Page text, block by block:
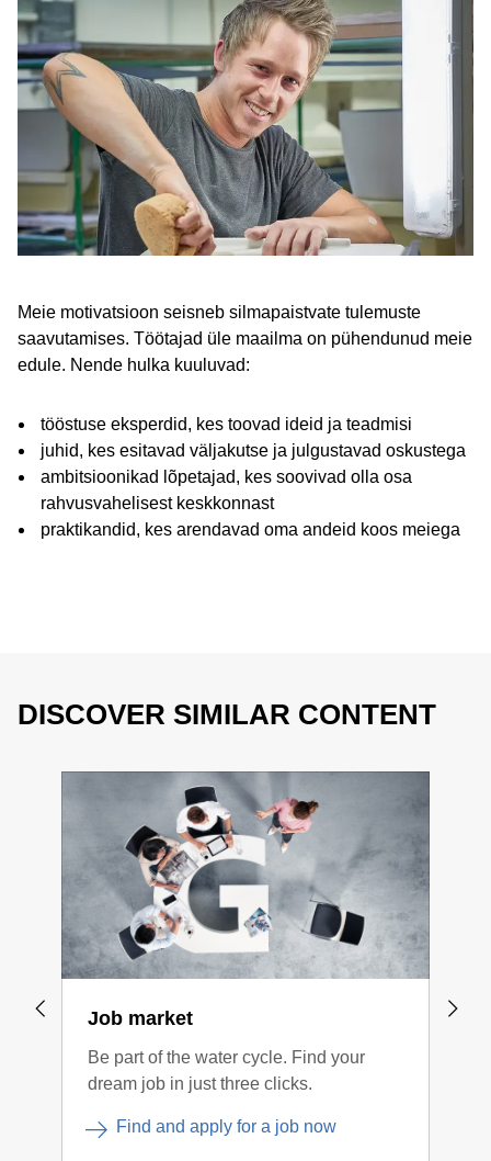
Meie motivatsioon seisneb silmapaistvate tulemuste
saavutamises. Töötajad üle maailma on pühendunud meie
edule. Nende hulka kuuluvad:
tööstuse eksperdid, kes toovad ideid ja teadmisi
juhid, kes esitavad väljakutse ja julgustavad oskustega
ambitsioonikad lõpetajad, kes soovivad olla osa
rahvusvahelisest keskkonnast
praktikandid, kes arendavad oma andeid koos meiega
DISCOVER SIMILAR CONTENT
Job market
Be part of the water cycle. Find your
dream job in just three clicks.
Find and apply for a job now